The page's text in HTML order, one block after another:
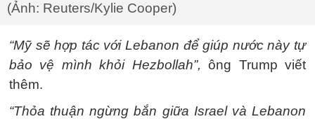
(Ảnh: Reuters/Kylie Cooper)
“Mỹ sẽ hợp tác với Lebanon để giúp nước này tự
bảo vệ mình khỏi Hezbollah”,ông Trump viết
thêm.
“Thỏa thuận ngừng bắn giữa Israel và Lebanon